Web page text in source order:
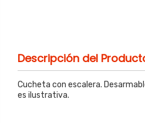
Descripción del
Cucheta con escalera.
es ilustrativa.